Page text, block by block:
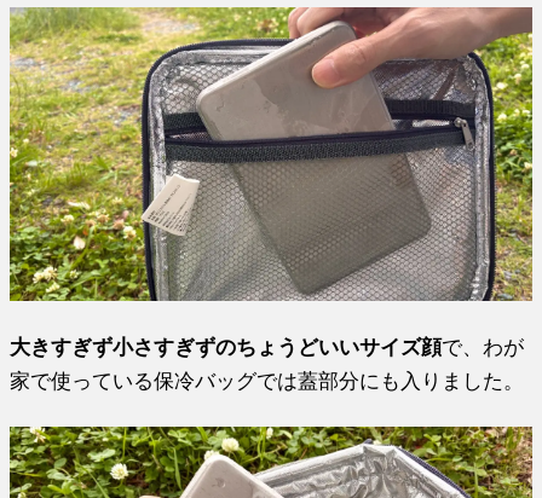
大きすぎず小さすぎずのちょうどいいサイズ顔で、わが
家で使っている保冷バッグでは蓋部分にも入りました。